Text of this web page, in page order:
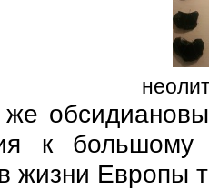
к
жизни Европы